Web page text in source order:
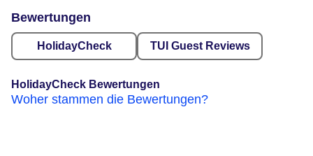
Bewertungen
HolidayCheck TUI Guest Reviews
HolidayCheck Bewertungen
Woher stammen die Bewertungen?